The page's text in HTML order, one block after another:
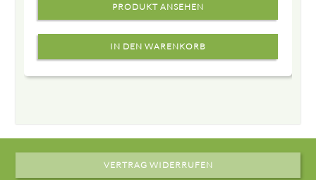
PRODUKT ANSEHEN
VERTRAG WIDERRUFEN